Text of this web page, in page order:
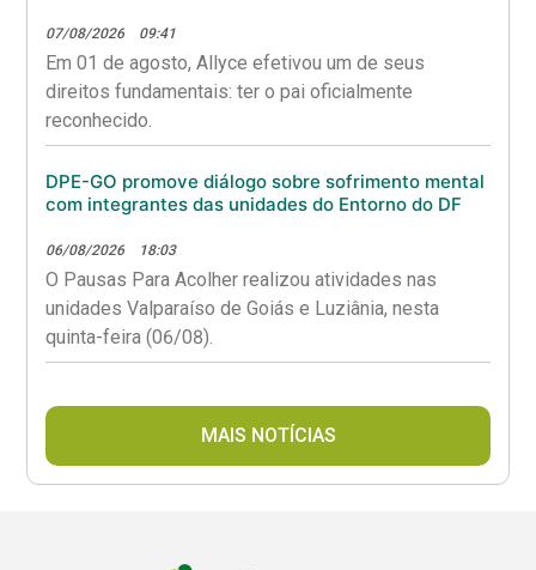
07/08/2026 09:41
Em 01 de agosto, Allyce efetivou um de seus
direitos fundamentais: ter o pai oficialmente
reconhecido.
DPE-GO promove diálogo sobre sofrimento mental
com integrantes das unidades do Entorno do DF
06/08/2026 18:03
O Pausas Para Acolher realizou atividades nas
unidades Valparaíso de Goiás e Luziânia, nesta
quinta-feira (06/08).
MAIS NOTÍCIAS